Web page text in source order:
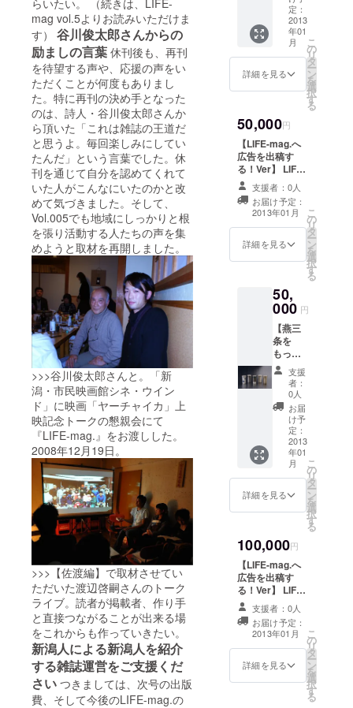
らいたい。 （続きは、LIFE-
mag vol.5よりお読みいただけま
す） 谷川俊太郎さんからの
励ましの言葉 休刊後も、再刊
を待望する声や、応援の声をい
ただくことが何度もありまし
た。特に再刊の決め手となった
のは、詩人・谷川俊太郎さんか
ら頂いた「これは雑誌の王道だ
と思うよ。毎回楽しみにしてい
たんだ」という言葉でした。休
刊を通じて自分を認めてくれて
いた人がこんなにいたのかと改
めて気づきました。そして、
Vol.005でも地域にしっかりと根
を張り活動する人たちの声を集
めようと取材を再開しました。
>>>谷川俊太郎さんと。「新
潟・市民映画館シネ・ウイン
ド」に映画「ヤーチャイカ」上
映記念トークの懇親会にて
『LIFE-mag.』をお渡しした。
2008年12月19日。
>>>【佐渡編】で取材させてい
ただいた渡辺啓嗣さんのトーク
ライブ。読者が掲載者、作り手
と直接つながることが出来る場
をこれからも作っていきたい。
新潟人による新潟人を紹介
する雑誌運営をご支援くだ
さい つきましては、次号の出版
費、そして今後のLIFE-mag.の
年、無
形文化
財 鎚
起銅
器 玉
川堂に
よる、
ぐい呑
（大）
※ 写真
のぐい
呑みい
づれか
をひと
つ、お
贈りい
たしま
LIFE-
mag.vol
編】一
冊プレ
ゼント
創刊
号〜
Vol.005
まで
バック
ナン
バー全
号プレ
ゼント
定：
2013
年01
月
詳細を見る
こ
の
リ
タ
ー
ン
を
選
択
す
る
50,000円
【LIFE-mag.へ
広告を出稿す
る！Ver】 LIFE-
mag.vol.006【
燕三条編】へ1/2
面広告掲載 ※ 掲
載内容、ページ
については要相
談 LIFE-
号〜Vol.005まで
バックナンバー
全号プレゼント
支援者：0人
お届け予定：
2013年01月
詳細を見る
こ
の
リ
タ
ー
ン
を
選
択
す
る
50,
000 円
【燕三
条を
もっと
楽し
む！
Ver】
創業一
八十六
年、無
形文化
財 鎚
起銅
器 玉
川堂に
よる、
ビール
（大）
各
胴高
115×口
径
70mm
※写真の
ビール
カップ
かを１
個、お
支援
者：
0人
お届
け予
定：
2013
年01
月
詳細を見る
こ
の
リ
タ
ー
ン
を
選
択
す
る
100,000円
【LIFE-mag.へ
広告を出稿す
る！Ver】 LIFE-
mag.vol.006【
燕三条編】へ一
面広告 ※ 掲載内
容、ページにつ
いては要相談
LIFE-
支援者：0人
お届け予定：
2013年01月
詳細を見る
こ
の
リ
タ
ー
ン
を
選
択
す
る